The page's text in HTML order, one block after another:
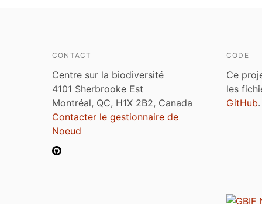
CONTACT
Centre sur la biodiversité
4101 Sherbrooke Est
Montréal, QC, H1X 2B2, Canada
Contacter le gestionnaire de
Noeud
CODE
Ce
les
GitHub.